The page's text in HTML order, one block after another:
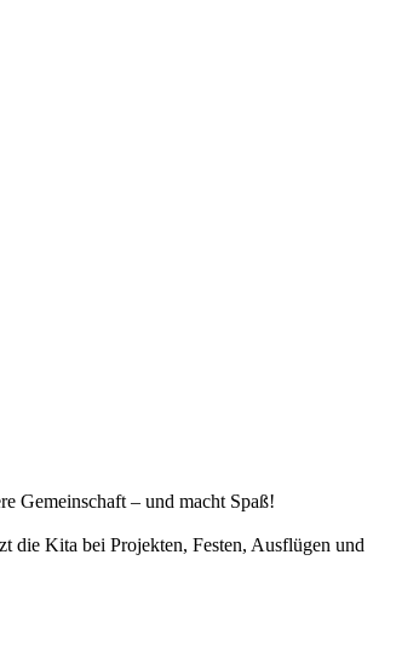
Gemeinschaft – und macht Spaß!
die Kita bei Projekten, Festen, Ausflügen und